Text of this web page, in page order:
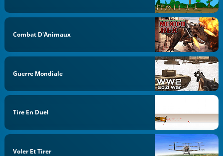
Combat D'Animaux
Guerre Mondiale
Tire En Duel
Voler Et Tirer